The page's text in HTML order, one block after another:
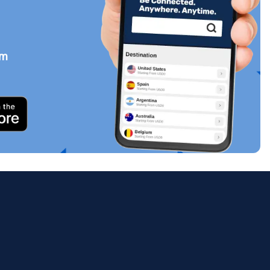
Zamknij wyskakujące okno